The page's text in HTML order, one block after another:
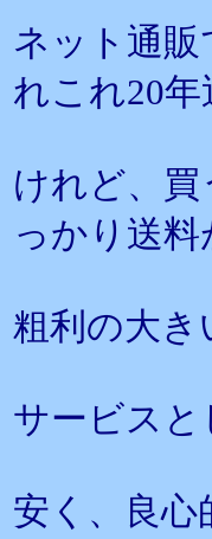
ネット通
れこれ20年
けれど、
っかり送料
粗利の大
サービス
安く、良